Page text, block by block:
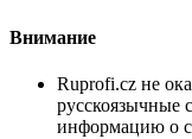
Внимание
Ruprofi.cz не
русскоязычные
информацию о